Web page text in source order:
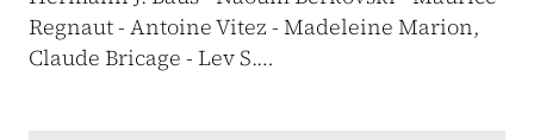
Regnaut - Antoine Vitez - Madeleine Marion,
Claude Bricage - Lev S.…